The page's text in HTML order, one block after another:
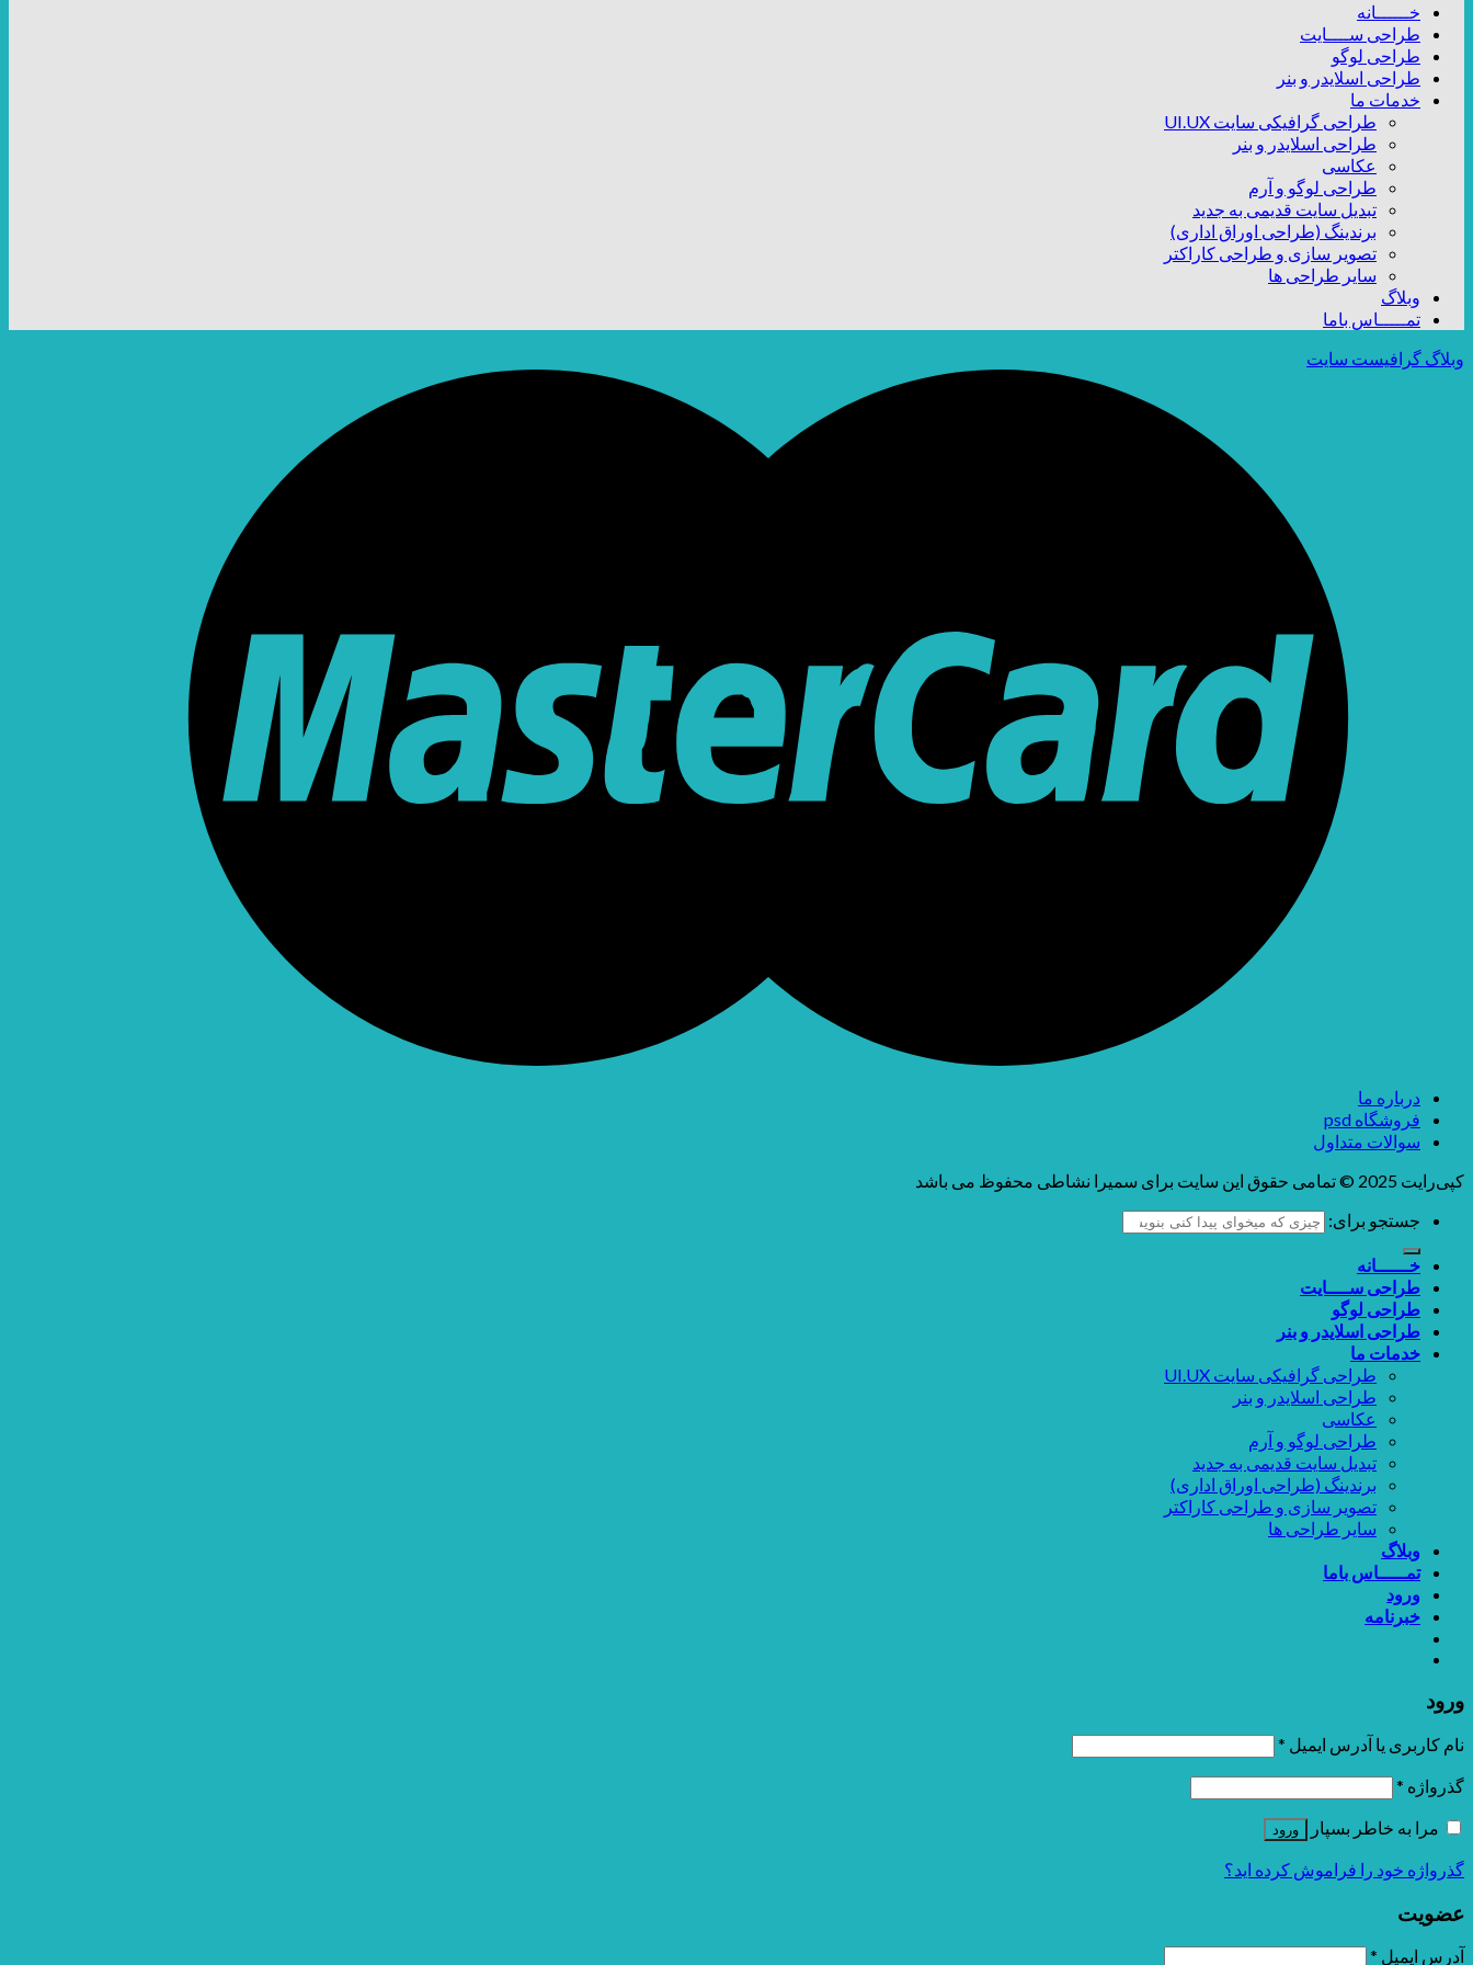
خــــــانه
طراحی ســــایت
طراحی لوگو
طراحی اسلایدر و بنر
خدمات ما
طراحی گرافیکی سایت UI.UX
طراحی اسلایدر و بنر
عکاسی
طراحی لوگو و آرم
تبدیل سایت قدیمی به جدید
برندینگ (طراحی اوراق اداری)
تصویر سازی و طراحی کاراکتر
سایر طراحی ها
وبلاگ
تمـــــاس باما
وبلاگ گرافیست سایت
درباره ما
فروشگاه psd
سوالات متداول
کپی‌رایت 2025 © تمامی حقوق این سایت برای سمیرا نشاطی محفوظ می باشد
جستجو برای:
خــــــانه
طراحی ســــایت
طراحی لوگو
طراحی اسلایدر و بنر
خدمات ما
طراحی گرافیکی سایت UI.UX
طراحی اسلایدر و بنر
عکاسی
طراحی لوگو و آرم
تبدیل سایت قدیمی به جدید
برندینگ (طراحی اوراق اداری)
تصویر سازی و طراحی کاراکتر
سایر طراحی ها
وبلاگ
تمـــــاس باما
ورود
خبرنامه
ورود
نام کاربری یا آدرس ایمیل *
گذرواژه *
مرا به خاطر بسپار
ورود
گذرواژه خود را فراموش کرده اید؟
عضویت
آدرس ایمیل *